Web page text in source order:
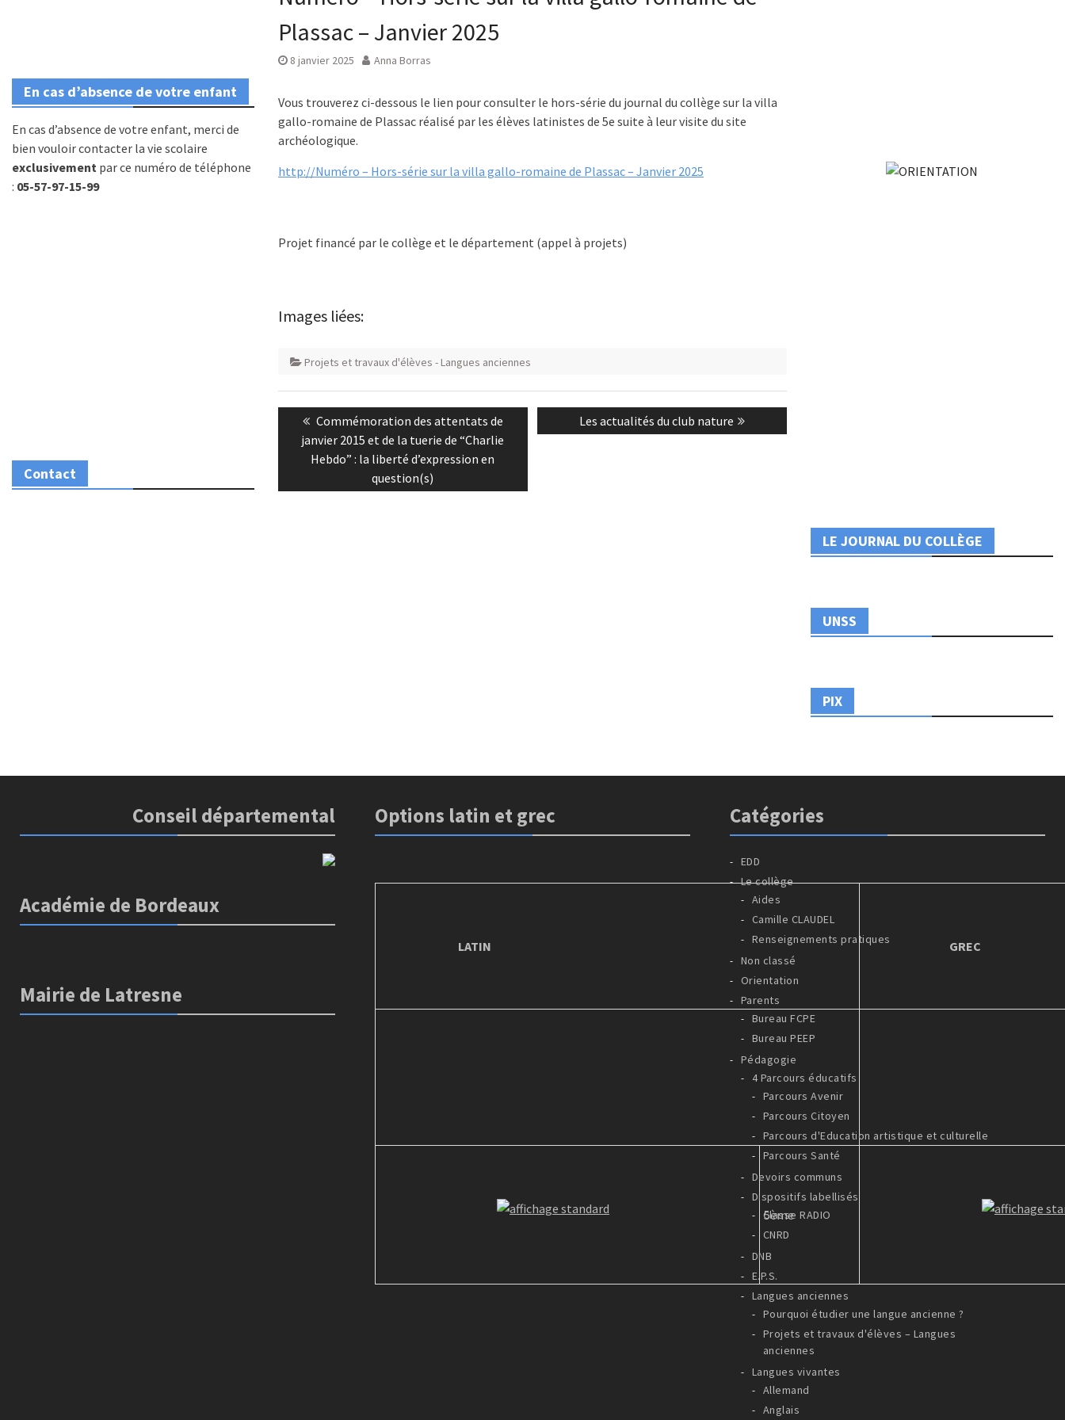
Plassac – Janvier 2025
8 janvier 2025 Anna Borras
Vous trouverez ci-dessous le lien pour consulter le hors-série du journal du collège sur la villa
gallo-romaine de Plassac réalisé par les élèves latinistes de 5e suite à leur visite du site
archéologique.
http://Numéro – Hors-série sur la villa gallo-romaine de Plassac – Janvier 2025
Projet financé par le collège et le département (appel à projets)
Images liées:
Projets et travaux d'élèves - Langues anciennes
Navigation
l’article
Previous
post:
Commémoration des attentats de
janvier 2015 et de la tuerie de “Charlie
Hebdo” : la liberté d’expression en
question(s)
Next
post:
Les actualités du club nature
LE JOURNAL DU COLLÈGE
UNSS
PIX
En cas d’absence de votre enfant
En cas d’absence de votre enfant, merci de
bien vouloir contacter la vie scolaire
exclusivement par ce numéro de téléphone
: 05-57-97-15-99
Contact
Conseil départemental
Académie de Bordeaux
Mairie de Latresne
Options latin et grec
LATIN GREC
5ème
Catégories
EDD
Le collège
Aides
Camille CLAUDEL
Renseignements pratiques
Non classé
Orientation
Parents
Bureau FCPE
Bureau PEEP
Pédagogie
4 Parcours éducatifs
Parcours Avenir
Parcours Citoyen
Parcours d'Education artistique et culturelle
Parcours Santé
Devoirs communs
Dispositifs labellisés
Classe RADIO
CNRD
DNB
E.P.S.
Langues anciennes
Pourquoi étudier une langue ancienne ?
Projets et travaux d'élèves – Langues
anciennes
Langues vivantes
Allemand
Anglais